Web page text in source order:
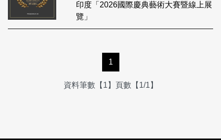
印度「2026國際慶典藝術大賽暨線上展
覽」
1
資料筆數【1】頁數【1/1】